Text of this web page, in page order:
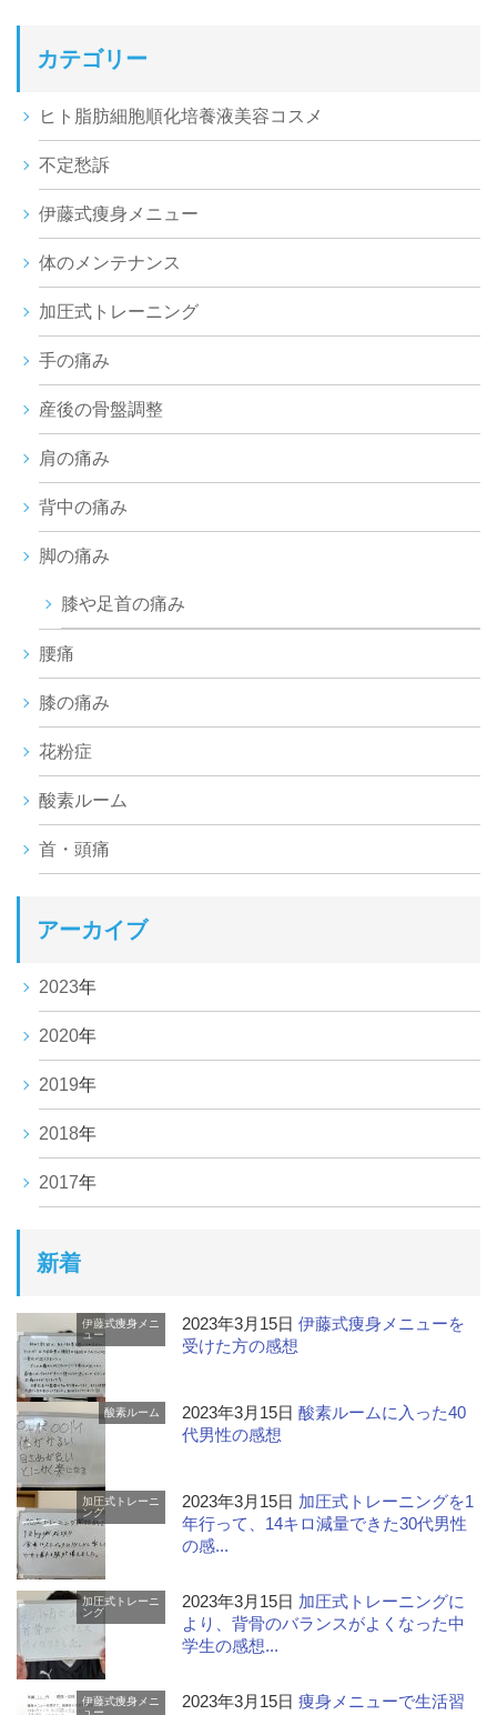
カテゴリー
ヒト脂肪細胞順化培養液美容コスメ
不定愁訴
伊藤式痩身メニュー
体のメンテナンス
加圧式トレーニング
手の痛み
産後の骨盤調整
肩の痛み
背中の痛み
脚の痛み
膝や足首の痛み
腰痛
膝の痛み
花粉症
酸素ルーム
首・頭痛
アーカイブ
2023年
2020年
2019年
2018年
2017年
新着
伊藤式痩身メニ
ュー
2023年3月15日伊藤式痩身メニューを
受けた方の感想
酸素ルーム 2023年3月15日酸素ルームに入った40
代男性の感想
加圧式トレーニ
ング
2023年3月15日 加圧式トレーニングを1
年行って、14キロ減量できた30代男性
の感...
加圧式トレーニ
ング
2023年3月15日 加圧式トレーニングに
より、背骨のバランスがよくなった中
学生の感想...
伊藤式痩身メニ
ュー
2023年3月15日痩身メニューで生活習